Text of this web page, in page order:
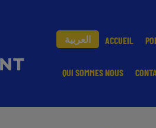
العربية ACCUEIL
QUI SOMMES NOUS